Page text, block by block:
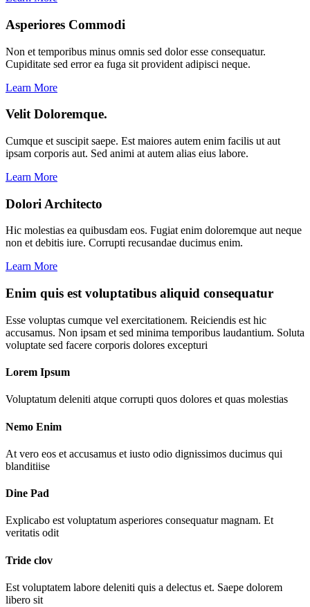
Asperiores Commodi
Non et temporibus minus omnis sed dolor esse consequatur.
Cupiditate sed error ea fuga sit provident adipisci neque.
Learn More
Velit Doloremque.
Cumque et suscipit saepe. Est maiores autem enim facilis ut aut
ipsam corporis aut. Sed animi at autem alias eius labore.
Learn More
Dolori Architecto
Hic molestias ea quibusdam eos. Fugiat enim doloremque aut neque
non et debitis iure. Corrupti recusandae ducimus enim.
Learn More
Enim quis est voluptatibus aliquid consequatur
Esse voluptas cumque vel exercitationem. Reiciendis est hic
accusamus. Non ipsam et sed minima temporibus laudantium. Soluta
voluptate sed facere corporis dolores excepturi
Lorem Ipsum
Voluptatum deleniti atque corrupti quos dolores et quas molestias
Nemo Enim
At vero eos et accusamus et iusto odio dignissimos ducimus qui
blanditiise
Dine Pad
Explicabo est voluptatum asperiores consequatur magnam. Et
veritatis odit
Tride clov
Est voluptatem labore deleniti quis a delectus et. Saepe dolorem
libero sit